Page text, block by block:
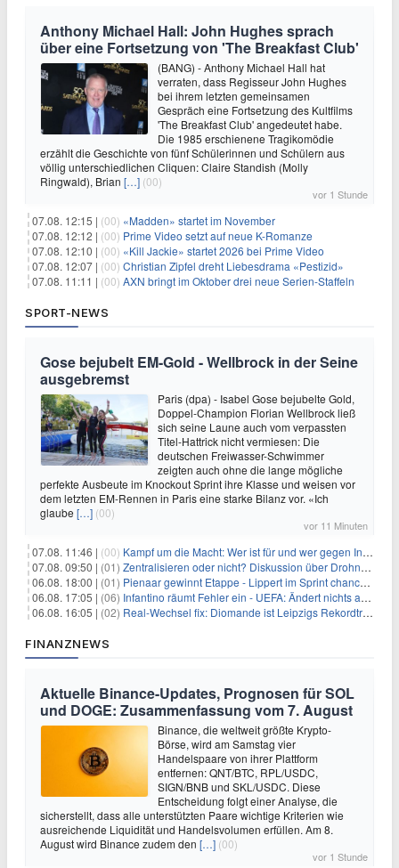
Anthony Michael Hall: John Hughes sprach
über eine Fortsetzung von 'The Breakfast Club'
(BANG) - Anthony Michael Hall hat
verraten, dass Regisseur John Hughes
bei ihrem letzten gemeinsamen
Gespräch eine Fortsetzung des Kultfilms
'The Breakfast Club' angedeutet habe.
Die 1985 erschienene Tragikomödie
erzählt die Geschichte von fünf Schülerinnen und Schülern aus
völlig unterschiedlichen Cliquen: Claire Standish (Molly
Ringwald), Brian […] (00)
vor 1 Stunde
07.08. 12:15 | (00) «Madden» startet im November
07.08. 12:12 | (00) Prime Video setzt auf neue K-Romanze
07.08. 12:10 | (00) «Kill Jackie» startet 2026 bei Prime Video
07.08. 12:07 | (00) Christian Zipfel dreht Liebesdrama «Pestizid»
07.08. 11:11 | (00) AXN bringt im Oktober drei neue Serien-Staffeln
SPORT-NEWS
Gose bejubelt EM-Gold - Wellbrock in der Seine
ausgebremst
Paris (dpa) - Isabel Gose bejubelte Gold,
Doppel-Champion Florian Wellbrock ließ
sich seine Laune auch vom verpassten
Titel-Hattrick nicht vermiesen: Die
deutschen Freiwasser-Schwimmer
zeigten auch ohne die lange mögliche
perfekte Ausbeute im Knockout Sprint ihre Klasse und weisen vor
dem letzten EM-Rennen in Paris eine starke Bilanz vor. «Ich
glaube […] (00)
vor 11 Minuten
07.08. 11:46 | (00) Kampf um die Macht: Wer ist für und wer gegen Infantino?
07.08. 09:50 | (01) Zentralisieren oder nicht? Diskussion über Drohnenabwehr
06.08. 18:00 | (01) Pienaar gewinnt Etappe - Lippert im Sprint chancenlos
06.08. 17:05 | (06) Infantino räumt Fehler ein - UEFA: Ändert nichts an Boykott
06.08. 16:05 | (02) Real-Wechsel fix: Diomande ist Leipzigs Rekordtransfer
FINANZNEWS
Aktuelle Binance-Updates, Prognosen für SOL
und DOGE: Zusammenfassung vom 7. August
Binance, die weltweit größte Krypto-
Börse, wird am Samstag vier
Handelspaare von ihrer Plattform
entfernen: QNT/BTC, RPL/USDC,
SIGN/BNB und SKL/USDC. Diese
Entscheidung folgt einer Analyse, die
sicherstellt, dass alle unterstützten Paare wichtige Kriterien wie
ausreichende Liquidität und Handelsvolumen erfüllen. Am 8.
August wird Binance zudem den […] (00)
vor 1 Stunde